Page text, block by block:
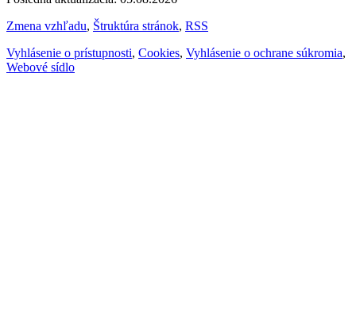
Zmena vzhľadu, Štruktúra stránok, RSS
Vyhlásenie o prístupnosti, Cookies, Vyhlásenie o ochrane súkromia,
Webové sídlo